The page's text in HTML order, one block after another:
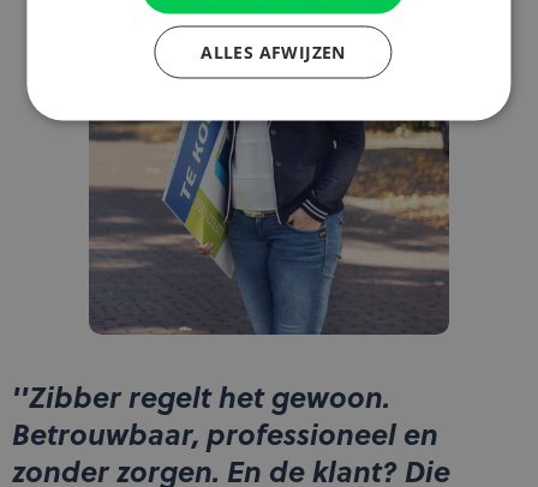
''Zibber regelt het gewoon.
Betrouwbaar, professioneel en
zonder zorgen. En de klant? Die
ALLES AFWIJZEN